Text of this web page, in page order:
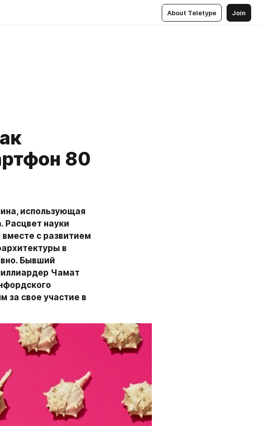
About Teletype Join
80
использующая
Расцвет науки
с развитием
в
Бывший
Чамат
за свое участие в